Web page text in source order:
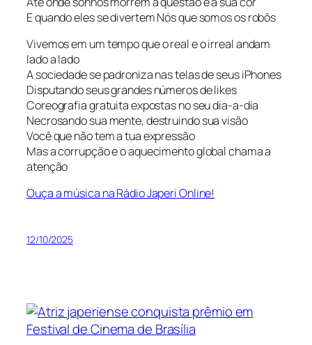
E quando eles se divertem Nós que somos os robôs
Vivemos em um tempo que o real e o irreal andam
lado a lado
A sociedade se padroniza nas telas de seus iPhones
Disputando seus grandes números de likes
Coreografia gratuita expostas no seu dia-a-dia
Necrosando sua mente, destruindo sua visão
Você que não tem a tua expressão
Mas a corrupção e o aquecimento global chama a
atenção
Ouça a música na Rádio Japeri Online!
12/10/2025